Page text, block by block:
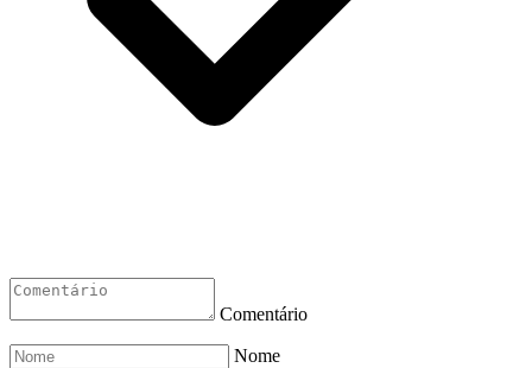
Comentário
Nome